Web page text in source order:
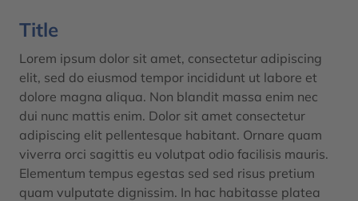
Title
Lorem ipsum dolor sit amet, consectetur adipiscing
elit, sed do eiusmod tempor incididunt ut labore et
dolore magna aliqua. Non blandit massa enim nec
dui nunc mattis enim. Dolor sit amet consectetur
adipiscing elit pellentesque habitant. Ornare quam
viverra orci sagittis eu volutpat odio facilisis mauris.
Elementum tempus egestas sed sed risus pretium
quam vulputate dignissim. In hac habitasse platea